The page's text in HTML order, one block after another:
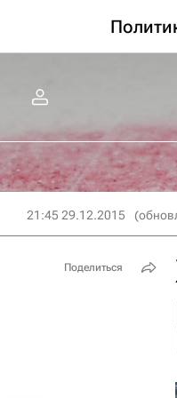
21:45 29.12.2015
Поделиться